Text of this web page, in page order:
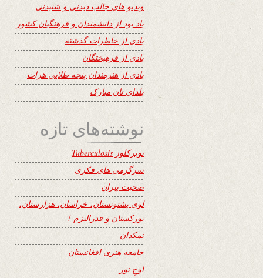
ویدیو های جالب دیدنی و شنیدنی
یاد بود از دانشمندان و فرهنگیان کشور
یادی از خاطرات گذشته
یادی از فرهیختگان
یادی از هنرمندان پنجه طلایی هرات
یلدای تان مبارک
نوشته‌های تازه
توبرکلوز Tuberculosis
سرگرمی های فکری
صحبت پیران
لوی پشتونستان، خراسان، هزارستان،
تورکستان و فدرالیزم !
نمکدان
جامعه هنری افغانستان
اوجِ نور